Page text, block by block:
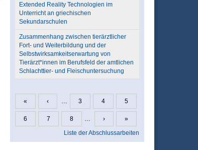
Extended Reality Technologien im
Unterricht an griechischen
Sekundarschulen
Zusammenhang zwischen tierärztlicher
Fort- und Weiterbildung und der
Selbstwirksamkeitserwartung von
Tierärzt*innen im Berufsfeld der amtlichen
Schlachttier- und Fleischuntersuchung
Seiten
« ‹ … 3 4 5
6 7 8 … ›
»
Liste der Abschlussarbeiten